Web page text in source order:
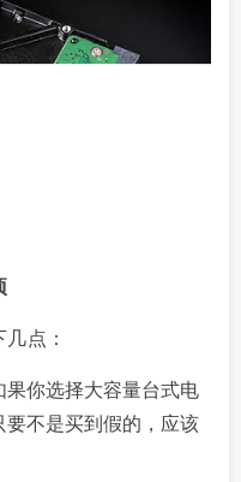
点：
你选择大容量台式电
要不是买到假的，应该